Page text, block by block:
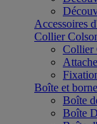
Accessoires
Collier
Collier
Attache
Boîte et
Boîte
Boîte